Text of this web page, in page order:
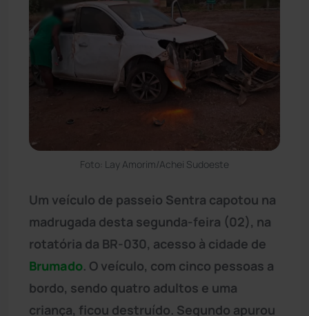
Foto: Lay Amorim/Achei Sudoeste
Um veículo de passeio Sentra capotou na
madrugada desta segunda-feira (02), na
rotatória da BR-030, acesso à cidade de
Brumado. O veículo, com cinco pessoas a
bordo, sendo quatro adultos e uma
criança, ficou destruído. Segundo apurou